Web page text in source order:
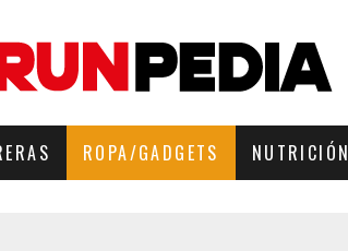
ROPA/GADGETS NUTRICIÓN